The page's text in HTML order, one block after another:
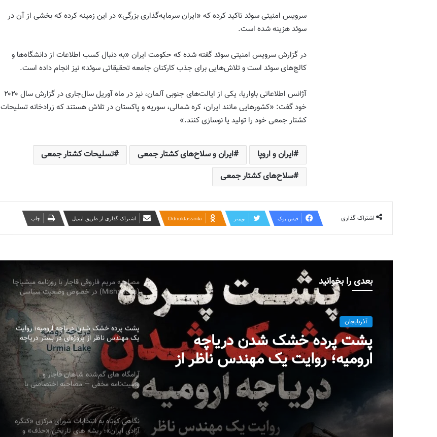
سرویس امنیتی سوئد تاکید کرده که «ایران سرمایه‌گذاری بزرگی» در این زمینه کرده که بخشی از آن در
سوئد هزینه شده است.
در گزارش سرویس امنیتی سوئد گفته شده که حکومت ایران «به دنبال کسب اطلاعات از دانشگاه‌ها و
کالج‌های سوئد است و تلاش‌هایی برای جذب کارکنان جامعه تحقیقاتی سوئد» نیز انجام داده است.
آژانس اطلاعاتی باواریا، یکی از ایالت‌های جنوبی آلمان، نیز در ماه آوریل سال‌جاری در گزارش سال ۲۰۲۰
خود گفت: «کشورهایی مانند ایران، کره شمالی، سوریه و پاکستان در تلاش هستند که زرادخانه تسلیحات
کشتار جمعی خود را تولید یا نوسازی کنند.»
ایران و اروپا ایران و سلاح‌های کشتار جمعی
تسلیحات کشتار جمعی
سلاح‌های کشتار جمعی
اشتراک گذاری فیس بوک توییتر ‫Odnoklassniki اشتراک گذاری از طریق ایمیل چاپ
بعدی را بخوانید
آذربایجان
پشت پرده خشک شدن دریاچه
ارومیه؛ روایت یک مهندس ناظر از
پروژه‌ای در بستر دریاچه به قلم:
میلاد ایوبی ایروانلو فعال سیاسی و
مهندس ناظر سابق قرارگاه
به مناسبت سالروز اعتراضات مردم آذربایجان
به اهانت روزنامه ایران به تورکها در سال ۱۳۸۵
خاطرات حامد یگانه پور
احمدی‌نژاد یا پهلوی؟ افشاگری نیویورک تایمز
و درس‌های تلخ برای اپوزیسیون ایرانی
اقتدار یا توهم اقتدار؟ (آنچه جنگ اخیر درباره
جمهوری اسلامی آشکار کرد) به قلم ؛ میلاد
ایوبی ایروانلو ( فعال سیاسی و مهندس ارشد
نیروهای سیاسی کُرد بر پایه احترام به حدود
تاریخی
بیانیه سازمانها و احزاب آزربایجان جنوبی درباره
مصاحبه مریم فاروقی قاجار با روزنامه میشپاچا
(Mishpacha) در خصوص وضعیت سیاسی
اجتماعی ایران
پشت پرده خشک شدن دریاچه ارومیه؛ روایت
یک مهندس ناظر از پروژه‌ای در بستر دریاچه
به قلم: میلاد ایوبی ایروانلو فعال سیاسی و
مهندس ناظر سابق قرارگاه خاتم‌الانبیاء
آرامگاه های گم‌شده شاهان قاجار و
وصیت‌نامه مخفی — مصاحبه اختصاصی با
پرنسس مریم فاروقی قاجار
نگاهی کوتاه به انتخابات شورای مرکزی «کنگره
آزادی ایران»؛ ریشه های تاریخی «حذف» و